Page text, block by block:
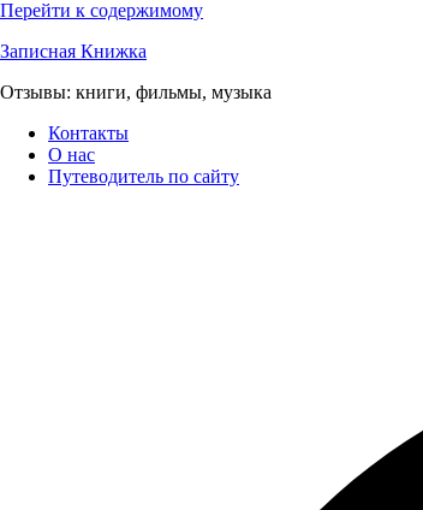
Перейти к содержимому
Записная Книжка
Отзывы: книги, фильмы, музыка
Контакты
О нас
Путеводитель по сайту